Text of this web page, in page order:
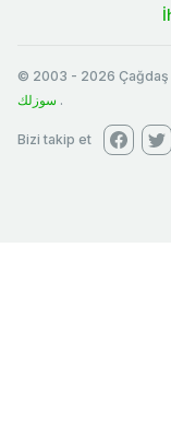
© 2003 - 2026
سوزلك .
Bizi takip et